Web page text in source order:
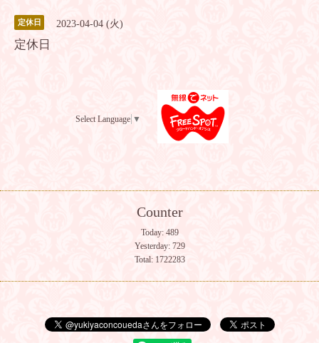
定休日 2023-04-04 (火)
定休日
Select Language ▼
Counter
Today: 489
Yesterday: 729
Total: 1722283